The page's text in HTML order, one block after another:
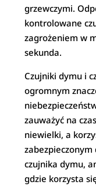
grzewczymi.
kontrolowane
zagrożeniem w
sekunda.
Czujniki dymu i
ogromnym
zauważyć na
niewielki, a
czujnika dymu,
gdzie korzysta